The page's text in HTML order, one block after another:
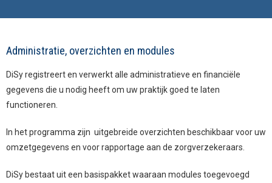
Administratie, overzichten en modules
DiSy registreert en verwerkt alle administratieve en financiële
gegevens die u nodig heeft om uw praktijk goed te laten
functioneren.
In het programma zijn uitgebreide overzichten beschikbaar voor uw
omzetgegevens en voor rapportage aan de zorgverzekeraars.
DiSy bestaat uit een basispakket waaraan modules toegevoegd